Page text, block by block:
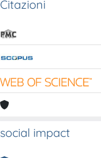
Citazioni
social impact